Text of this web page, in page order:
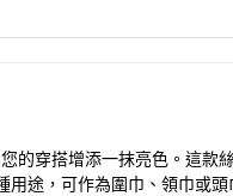
的穿搭增添一抹亮色。這
途，可作為圍巾、領巾或